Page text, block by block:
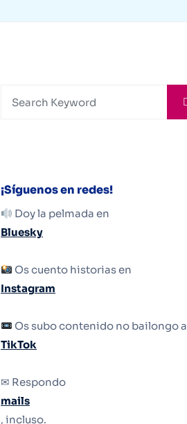
¡Síguenos en redes!
Doy la pelmada en
Bluesky
Os cuento historias en
Instagram
Os subo contenido no bailongo a
TikTok
✉ Respondo
mails
, incluso.